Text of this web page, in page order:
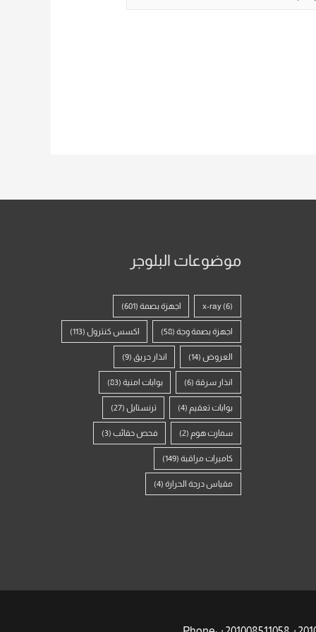
موضوعات البلوجر
x-ray (6) اجهزة بصمة (601)
اجهزة بصمة وجة(58) اكسس كنترول (113)
العروض(14) انذار حريق (9)
انذار سرقة(6) بوابات امنية (83)
بوابات تعقيم (4) ترنستايل (27)
سمارت هوم (2) فحص حقائب (3)
كاميرات مراقبة(149)
مقياس درجة الحرارة(4)